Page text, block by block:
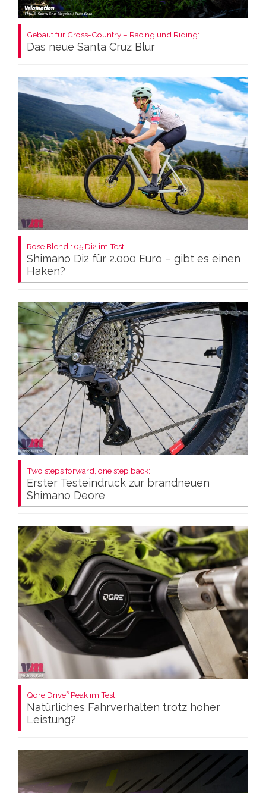
Gebaut für Cross-Country – Racing und Riding:
Das neue Santa Cruz Blur
Rose Blend 105 Di2 im Test:
Shimano Di2 für 2.000 Euro – gibt es einen
Haken?
Two steps forward, one step back:
Erster Testeindruck zur brandneuen
Shimano Deore
Qore Drive³ Peak im Test:
Natürliches Fahrverhalten trotz hoher
Leistung?